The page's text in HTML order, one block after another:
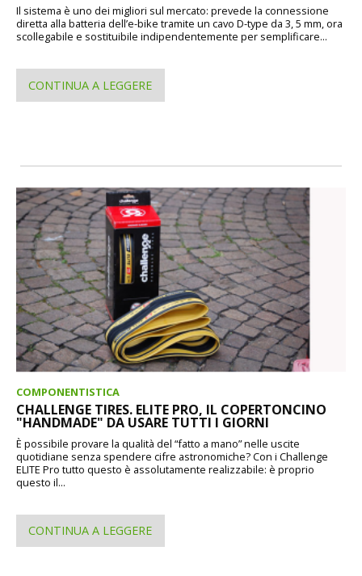
Il sistema è uno dei migliori sul mercato: prevede la connessione
diretta alla batteria dell’e-bike tramite un cavo D-type da 3, 5 mm, ora
scollegabile e sostituibile indipendentemente per semplificare...
CONTINUA A LEGGERE
COMPONENTISTICA
CHALLENGE TIRES. ELITE PRO, IL COPERTONCINO
"HANDMADE" DA USARE TUTTI I GIORNI
È possibile provare la qualità del “fatto a mano” nelle uscite
quotidiane senza spendere cifre astronomiche? Con i Challenge
ELITE Pro tutto questo è assolutamente realizzabile: è proprio
questo il...
CONTINUA A LEGGERE